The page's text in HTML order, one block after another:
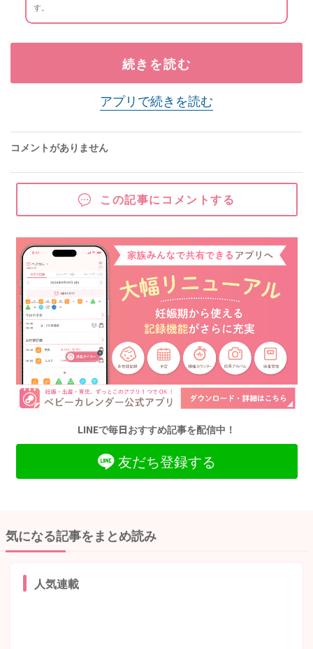
す。
続きを読む
アプリで続きを読む
コメントがありません
この記事にコメントする
LINEで毎日おすすめ記事を配信中！
友だち登録する
気になる記事をまとめ読み
人気連載